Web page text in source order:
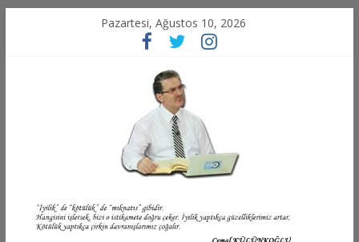
Pazartesi, Ağustos 10, 2026